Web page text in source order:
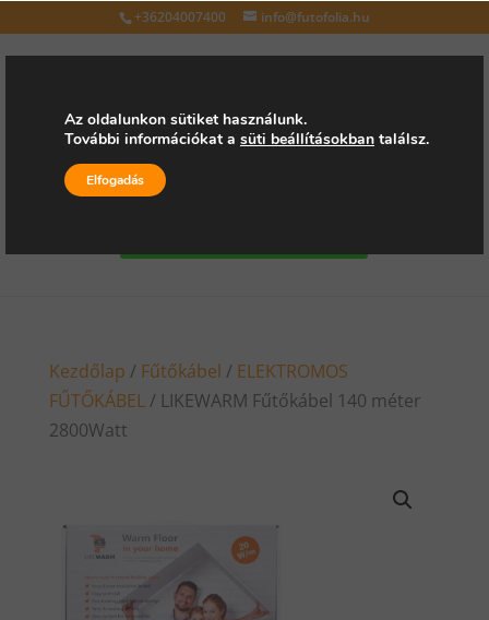
+36204007400 info@futofolia.hu
Válasszon oldalt
Kezdőlap / Fűtőkábel / ELEKTROMOS
FŰTŐKÁBEL/ LIKEWARM Fűtőkábel 140 méter
2800Watt
Az oldalunkon sütiket használunk.
További információkat a süti beállításokban találsz.
Elfogadás